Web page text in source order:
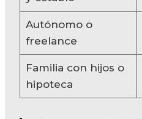
Autónomo o
freelance
Familia con hijos o
hipoteca